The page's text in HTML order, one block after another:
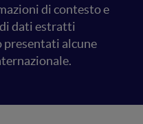
di contesto e
dati estratti
presentati alcune